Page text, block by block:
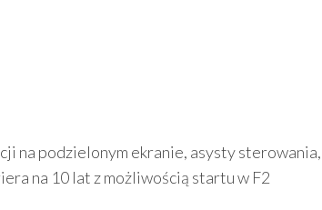
na podzielonym ekranie, asysty sterowania,
na 10 lat z możliwością startu w F2